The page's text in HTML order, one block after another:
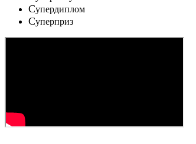
Cупердиплом
Cуперприз